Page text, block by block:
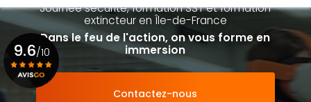
Journée sécurité, formation SST et formation
extincteuren Île-de-France
Dans le feu de l'action, on vous forme en
immersion
Contactez-nous
9.6/10
Voir le certificat